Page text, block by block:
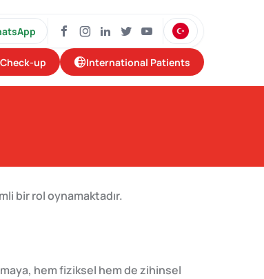
Check-up International Patients
bir rol oynamaktadır.
hem fiziksel hem de zihinsel